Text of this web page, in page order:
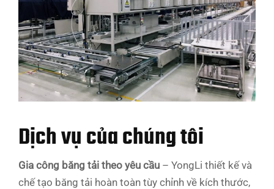
Dịch vụ của chúng tôi
Gia công băng tải theo yêu cầu – YongLi thiết kế và
chế tạo băng tải hoàn toàn tùy chỉnh về kích thước,